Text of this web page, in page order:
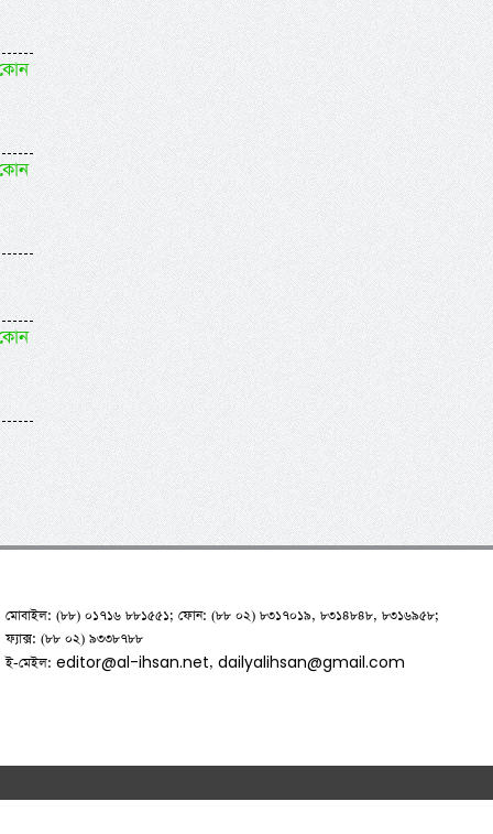
মোবাইল: (৮৮) ০১৭১৬ ৮৮১৫৫১; ফোন: (৮৮ ০২) ৮৩১৭০১৯, ৮৩১৪৮৪৮, ৮৩১৬৯৫৮;
ফ্যাক্স: (৮৮ ০২) ৯৩৩৮৭৮৮
ই-মেইল: editor@al-ihsan.net, dailyalihsan@gmail.com